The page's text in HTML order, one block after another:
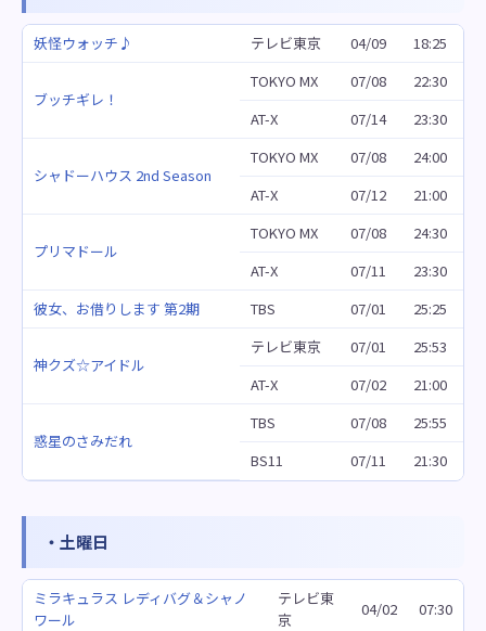
妖怪ウォッチ♪ テレビ東京 04/09 18:25
ブッチギレ！
TOKYO MX 07/08
22:30
AT-X
07/14 23:30
シャドーハウス 2nd Season
TOKYO MX 07/08
24:00
AT-X
07/12 21:00
プリマドール
TOKYO MX 07/08
24:30
AT-X
07/11
23:30
彼女、お借りします 第2期
TBS 07/01 25:25
神クズ☆アイドル
テレビ東京 07/01
25:53
AT-X
07/02 21:00
惑星のさみだれ
TBS 07/08
25:55
BS11
07/11 21:30
・土曜日
ミラキュラス レディバグ＆シャノ
ワール
テレビ東
京
04/02 07:30